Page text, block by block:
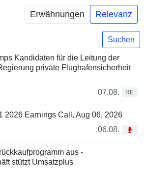
Erwähnungen Relevanz
Suchen
Kandidaten für die Leitung der
private Flughafensicherheit
07.08.
RE
2026 Earnings Call, Aug 06, 2026
06.08.
aus -
stützt Umsatzplus